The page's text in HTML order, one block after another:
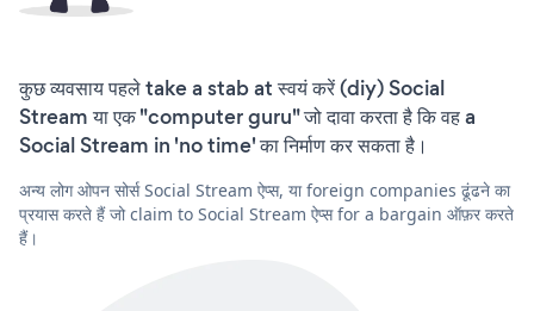
कुछ व्यवसाय पहले take a stab at स्वयं करें (diy) Social
Stream या एक "computer guru" जो दावा करता है कि वह a
Social Stream in 'no time' का निर्माण कर सकता है।
अन्य लोग ओपन सोर्स Social Stream ऐप्स, या foreign companies ढूंढने का
प्रयास करते हैं जो claim to Social Stream ऐप्स for a bargain ऑफ़र करते
हैं।